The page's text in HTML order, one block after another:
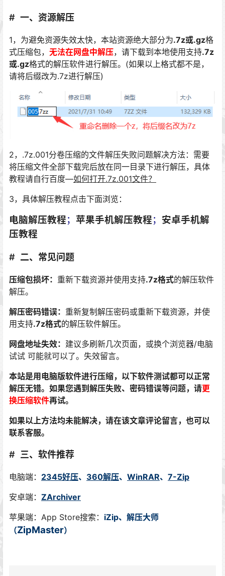
一、资源解压
1，为避免资源失效太快，本站资源绝大部分为.7z或.gz格
式压缩包， 无法在网盘中解压，请下载到本地使用支持.7z
或.gz格式的解压软件进行解压。(如果以上格式都不是，
请将后缀改为.7z进行解压)
2，.7z.001分卷压缩的文件解压失败问题解决方法：需要
将压缩文件全部下载完后放在同一目录下进行解压，具体
教程请自行百度—如何打开.7z.001文件？
3，具体解压教程点击下面浏览：
电脑解压教程； 苹果手机解压教程； 安卓手机解
压教程
二、 常见问题
压缩包损坏： 重新下载资源并使用支持.7z格式的解压软件
解压。
解压密码错误： 重新复制解压密码或重新下载资源，并使
用支持.7z格式的解压软件解压。
网盘地址失效： 建议多刷新几次页面，或换个浏览器/电脑
试试 可能就可以了。失效留言。
本站是用电脑版软件进行压缩，以下软件测试都可以正常
解压无错。如果您遇到解压失败、密码错误等问题，请更
换压缩软件再试。
如果以上方法均未能解决，请在该文章评论留言，也可以
联系客服。
三、软件推荐
电脑端： 2345好压、 360解压、 WinRAR、 7-Zip
安卓端： ZArchiver
苹果端：App Store搜索： iZip、解压大师
（ZipMaster）